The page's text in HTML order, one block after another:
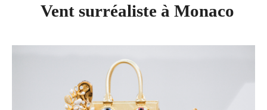
Vent surréaliste à Monaco